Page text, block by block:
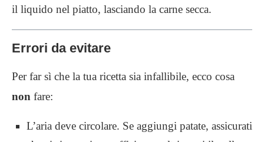
il liquido nel piatto, lasciando la carne secca.
Errori da evitare
Per far sì che la tua ricetta sia infallibile, ecco cosa
non fare:
L’aria deve circolare. Se aggiungi patate, assicurati